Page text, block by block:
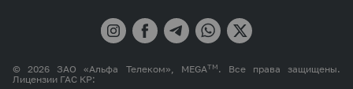
© 2026 ЗАО «Альфа Телеком», MEGATM. Все права защищены.
Лицензии ГАС КР: